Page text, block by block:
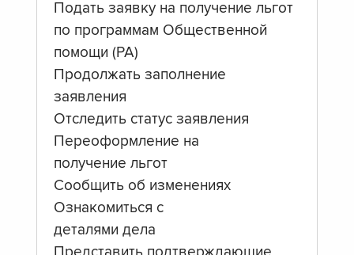
Подать заявку на получение льгот
по программам Общественной
помощи (PA)
Продолжать заполнение
заявления
Отследить статус заявления
Переоформление на
получение льгот
Сообщить об изменениях
Ознакомиться с
деталями дела